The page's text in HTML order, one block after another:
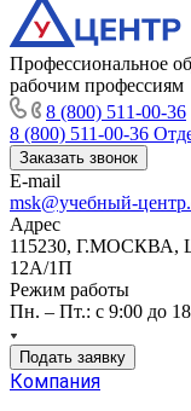
Профессиональное
рабочим профессиям
8 (800) 511-00-36
8 (800) 511-00-36
Заказать звонок
E-mail
msk@учебный-
Адрес
115230,
12А/1П
Режим работы
Пн. – Пт.: с 9:00 до
Подать заявку
Компания